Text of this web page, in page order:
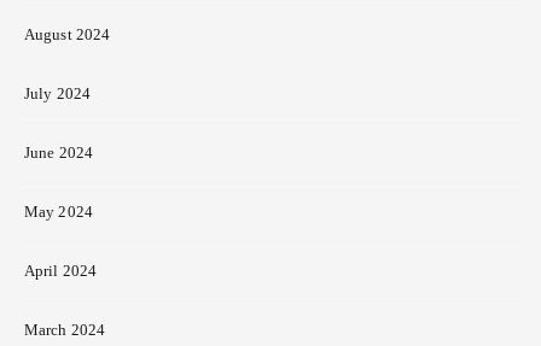
August 2024
July 2024
June 2024
May 2024
April 2024
March 2024